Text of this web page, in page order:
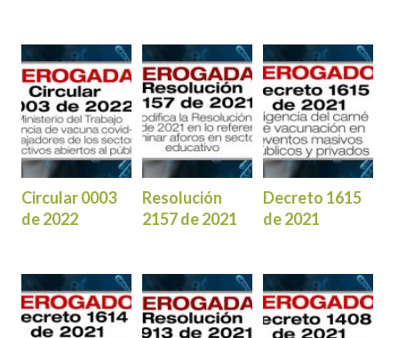
Circular 0003
de 2022
Resolución
2157 de 2021
Decreto 1615
de 2021